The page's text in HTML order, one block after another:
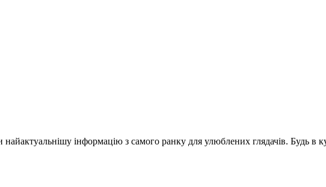
інформацію з самого ранку для улюблених глядачів. Будь в